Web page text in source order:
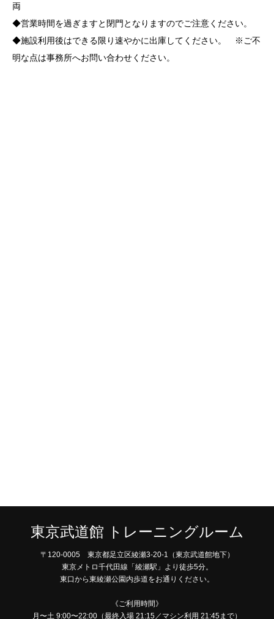
両
◆営業時間を過ぎますと閉門となりますのでご注意ください。
◆施設利用後はできる限り速やかに出庫してください。 ※ご不
明な点は事務所へお問い合わせください。
東京武道館 トレーニングルーム
〒120-0005 東京都足立区綾瀬3-20-1（東京武道館地下）
東京メトロ千代田線「綾瀬駅」より徒歩5分。
東口から東綾瀬公園内歩道をお通りください。
《ご利用時間》
月〜土 9:00〜22:00（最終入場 21:15／マシン利用 21:45まで）